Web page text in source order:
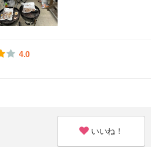
4.0
いいね！